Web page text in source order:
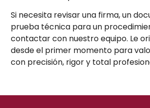
Si necesita revisar una firma, un
prueba técnica para un
contactar con nuestro equipo. Le
desde el primer momento para
con precisión, rigor y total